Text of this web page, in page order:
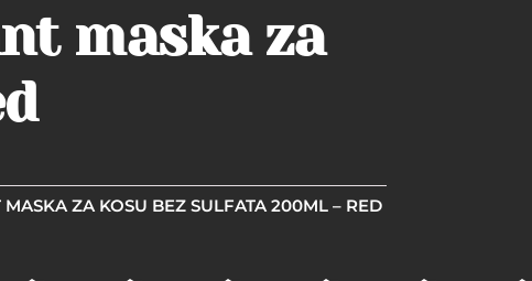
maska za
ZA KOSU BEZ SULFATA 200ML – RED